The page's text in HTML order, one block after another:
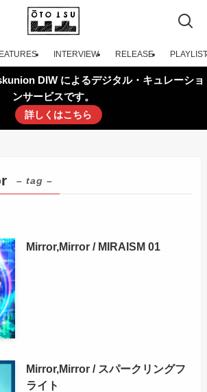
INTERVIEW RELEASE PLAYLIST
DIW によるデジタル・キュレーショ
ンサービスです。
詳しくはこちら
– tag –
Mirror,Mirror / MIRAISM 01
Mirror,Mirror / スパークリングフ
ライト